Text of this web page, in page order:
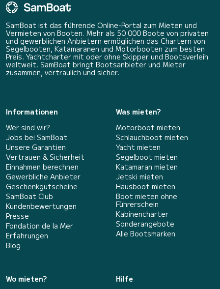
SamBoat ist das führende Online-Portal zum Mieten und
Vermieten von Booten. Mehr als 50 000 Boote von privaten
und gewerblichen Anbietern ermöglichen das Chartern von
Segelbooten, Katamaranen und Motorbooten zum besten
Preis. Yachtcharter mit oder ohne Skipper und Bootsverleih
weltweit. SamBoat bringt Bootsanbieter und Mieter
zusammen, vertraulich und sicher.
Informationen
Wer sind wir?
Jobs bei SamBoat
Unsere Garantien
Vertrauen & Sicherheit
Einnahmen berechnen
Gewerbliche Anbieter
Geschenkgutscheine
SamBoat Club
Kundenbewertungen
Presse
Fondation de la Mer
Erfahrungen
Blog
Was mieten?
Motorboot mieten
Schlauchboot mieten
Yacht mieten
Segelboot mieten
Katamaran mieten
Jetski mieten
Hausboot mieten
Boot mieten ohne
Führerschein
Kabinencharter
Sonderangebote
Alle Bootsmarken
Wo mieten?
Hilfe